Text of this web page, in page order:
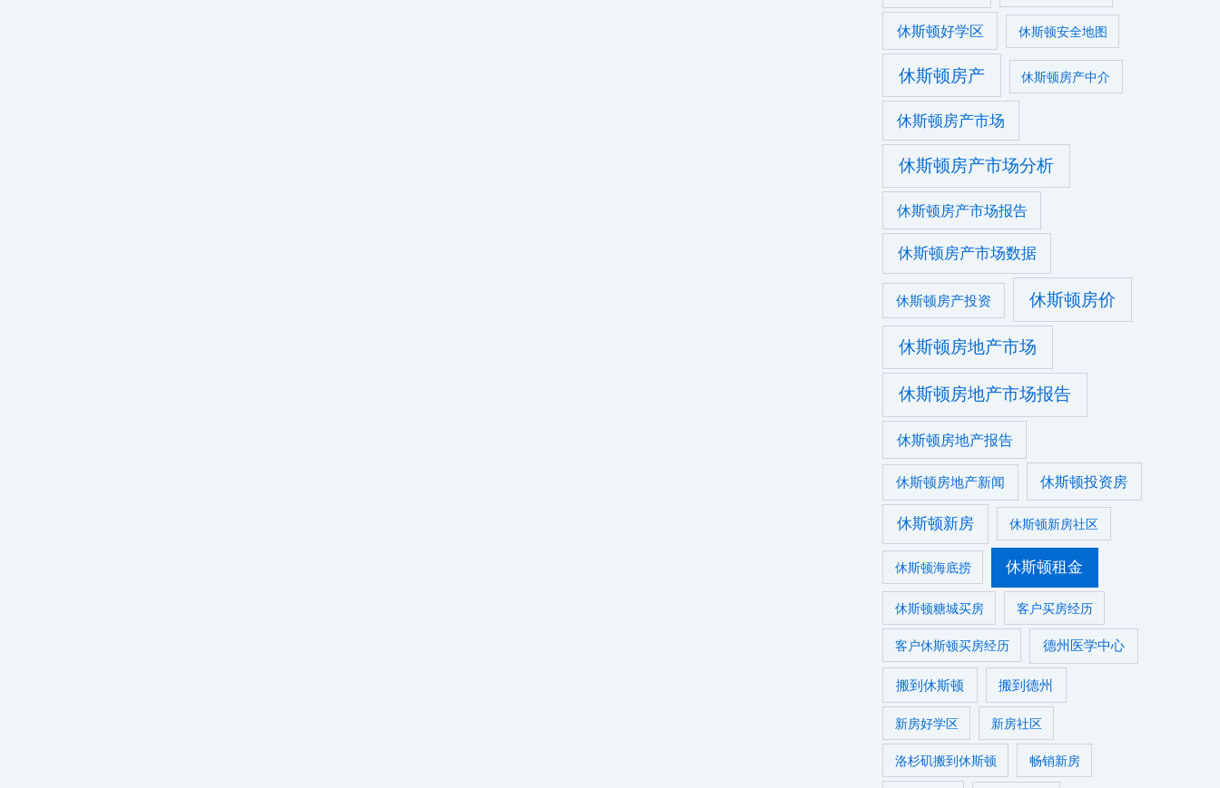
休斯顿好学区 休斯顿安全地图
休斯顿房产 休斯顿房产中介
休斯顿房产市场
休斯顿房产市场分析
休斯顿房产市场报告
休斯顿房产市场数据
休斯顿房产投资 休斯顿房价
休斯顿房地产市场
休斯顿房地产市场报告
休斯顿房地产报告
休斯顿房地产新闻 休斯顿投资房
休斯顿新房 休斯顿新房社区
休斯顿海底捞 休斯顿租金
休斯顿糖城买房 客户买房经历
客户休斯顿买房经历 德州医学中心
搬到休斯顿 搬到德州
新房好学区 新房社区
洛杉矶搬到休斯顿 畅销新房